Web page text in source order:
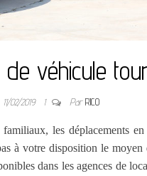
véhicule
11/02/2019 1 ParRICO
les déplacements
à votre disposition le
dans les agences de